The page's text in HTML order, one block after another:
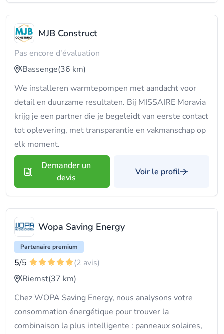
MJB Construct
Pas encore d'évaluation
Bassenge(36 km)
We installeren warmtepompen met aandacht voor
detail en duurzame resultaten. Bij MISSAIRE Moravia
krijg je een partner die je begeleidt van eerste contact
tot oplevering, met transparantie en vakmanschap op
elk moment.
Demander un
devis
Voir le profil
Wopa Saving Energy
Partenaire premium
5/5
(2 avis)
Riemst(37 km)
Chez WOPA Saving Energy, nous analysons votre
consommation énergétique pour trouver la
combinaison la plus intelligente : panneaux solaires,